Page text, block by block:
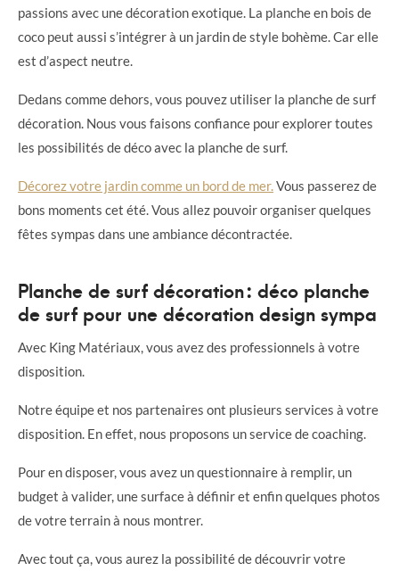
passions avec une décoration exotique. La planche en bois de
coco peut aussi s’intégrer à un jardin de style bohème. Car elle
est d’aspect neutre.
Dedans comme dehors, vous pouvez utiliser la planche de surf
décoration. Nous vous faisons confiance pour explorer toutes
les possibilités de déco avec la planche de surf.
Décorez votre jardin comme un bord de mer. Vous passerez de
bons moments cet été. Vous allez pouvoir organiser quelques
fêtes sympas dans une ambiance décontractée.
Planche de surf décoration : déco planche
de surf pour une décoration design sympa
Avec King Matériaux, vous avez des professionnels à votre
disposition.
Notre équipe et nos partenaires ont plusieurs services à votre
disposition. En effet, nous proposons un service de coaching.
Pour en disposer, vous avez un questionnaire à remplir, un
budget à valider, une surface à définir et enfin quelques photos
de votre terrain à nous montrer.
Avec tout ça, vous aurez la possibilité de découvrir votre